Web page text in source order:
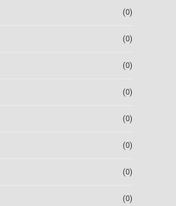
(0)
(0)
(0)
(0)
(0)
(0)
(0)
(0)